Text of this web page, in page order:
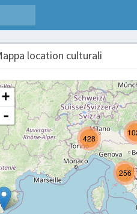
location culturali